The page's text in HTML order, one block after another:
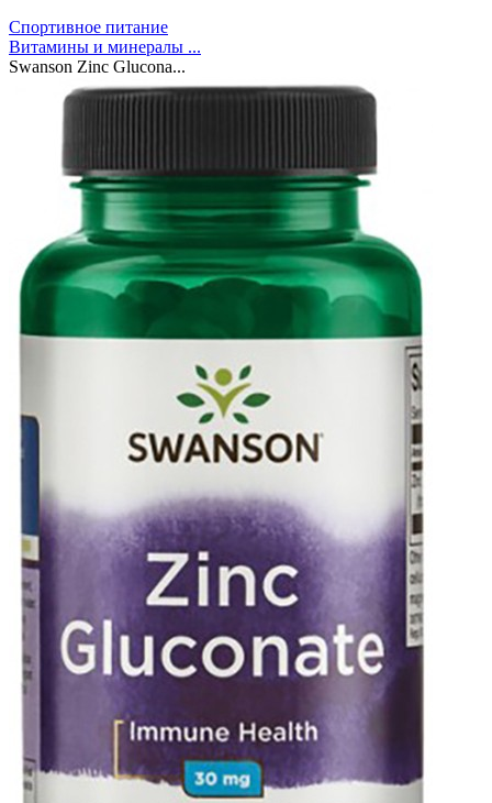
Спортивное питание
Витамины и минералы ...
Swanson Zinc Glucona...